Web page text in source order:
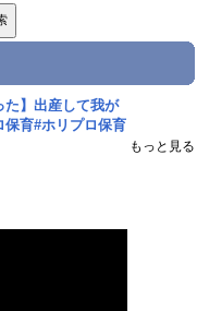
た】出産して我が
育#ホリプロ保育
もっと見る